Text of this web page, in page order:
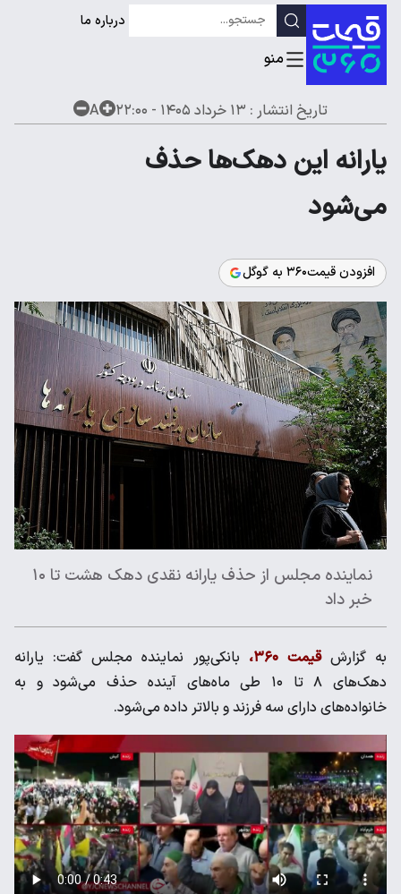
درباره ما
تاریخ انتشار : ۱۳ خرداد ۱۴۰۵ - ۲۲:۰۰ A
یارانه این دهک‌ها حذف
می‌شود
افزودن قیمت۳۶۰ به گوگل
نماینده مجلس از حذف یارانه نقدی دهک هشت تا ۱۰
خبر داد
به گزارشقیمت ۳۶۰،
بانکی‌پور نماینده مجلس گفت: یارانه
دهک‌های ۸ تا ۱۰ طی ماه‌های آینده حذف می‌شود و به
خانواده‌های دارای سه فرزند و بالاتر داده می‌شود.